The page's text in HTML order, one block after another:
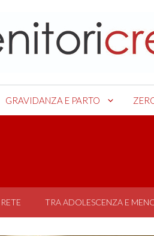
GRAVIDANZA E PARTO
TRA ADOLESCENZA E